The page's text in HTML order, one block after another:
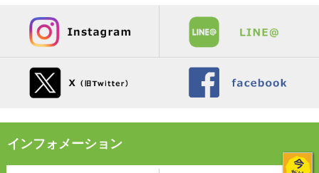
インフォメーション